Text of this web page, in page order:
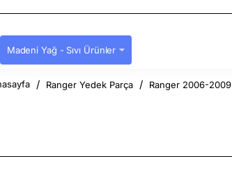
Madeni Yağ - Sıvı Ürünler
Ranger Yedek Parça Ranger 2006-2009